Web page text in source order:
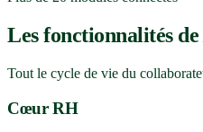
Les fonctionnalités de
Tout le cycle de vie du
Cœur RH